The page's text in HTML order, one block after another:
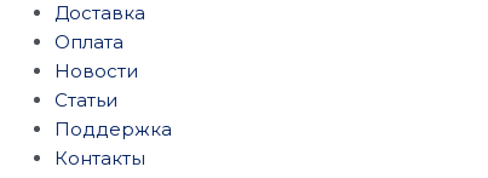
Доставка
Оплата
Новости
Статьи
Поддержка
Контакты